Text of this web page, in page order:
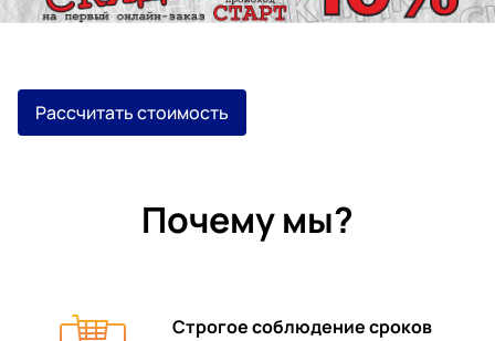
Рассчитать стоимость
Почему мы?
Строгое соблюдение сроков